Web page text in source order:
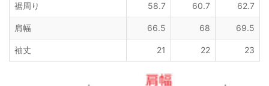
裾周り 58.7 60.7 62.7
肩幅 66.5 68 69.5
袖丈 21 22 23